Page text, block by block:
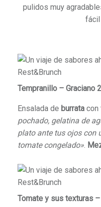
pulidos muy
fácil
Tempranillo – Graciano
Ensalada de burratacon
pochado, gelatina de
plato ante tus ojos con
tomate congelado».
Tomate y sus texturas –